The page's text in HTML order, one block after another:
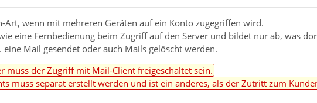
Art, wenn mit mehreren Geräten auf ein Konto zugegriffen wird.
eine Fernbedienung beim Zugriff auf den Server und bildet nur ab, was
Mail gesendet oder auch Mails gelöscht werden.
muss der Zugriff mit Mail-Client freigeschaltet sein.
muss separat erstellt werden und ist ein anderes, als der Zutritt zum